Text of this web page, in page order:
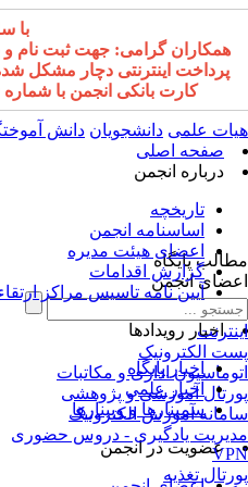
با
همکاران گرامی: جهت ثبت نام و
پرداخت اینترنتی دچار مشکل
کارت بانکی انجمن با شماره 09017340600 تماس بگیرید
علمی دانشجویان دانش
صفحه اصلی
درباره انجمن
تاریخچه
اساسنامه انجمن
اعضای هیئت مدیره
گزارش اقدامات
آیین نامه تاسیس مراکز
اخبار رویدادها
اخبار پایگاه
اخبار علمی
سمینارها و وبینارها
عضویت در انجمن
پایگاه
انجمن
الکترونیک
اداری و مکاتبات
آموزشی و پژوهشی
آموزش الکترونیک
یادگیری - دروس حضوری
تغذیه